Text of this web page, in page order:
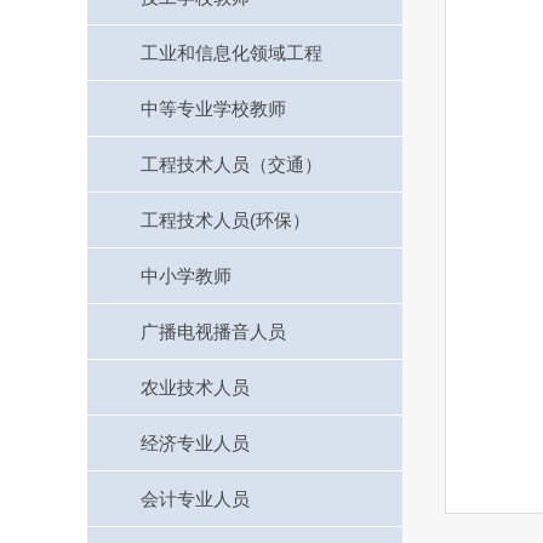
工业和信息化领域工程
中等专业学校教师
工程技术人员（交通）
工程技术人员(环保）
中小学教师
广播电视播音人员
农业技术人员
经济专业人员
会计专业人员